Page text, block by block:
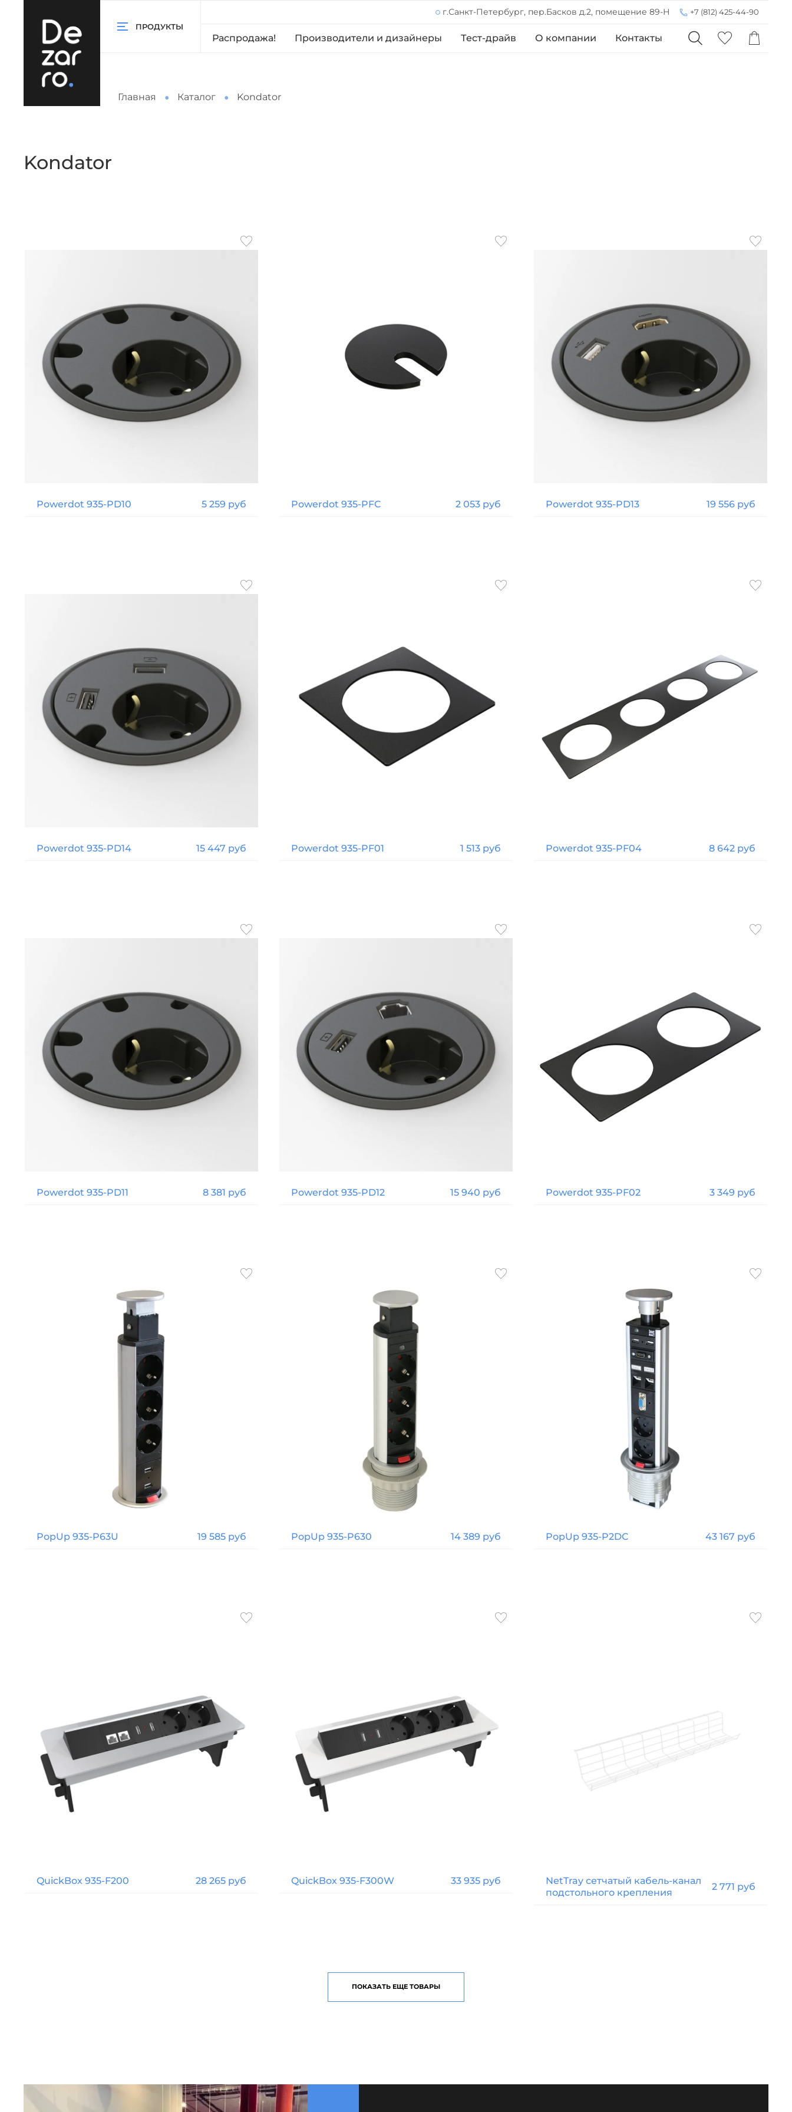
ПРОДУКТЫ
г.Санкт-Петербург, пер.Басков д.2, помещение 89-Н +7 (812) 425-44-90
Распродажа! Производители и дизайнеры Тест-драйв О компании Контакты
Главная Каталог Kondator
Kondator
Powerdot 935-PD10 5 259 руб Powerdot 935-PFC 2 053 руб Powerdot 935-PD13 19 556 руб
Powerdot 935-PD14 15 447 руб Powerdot 935-PF01 1 513 руб Powerdot 935-PF04 8 642 руб
Powerdot 935-PD11 8 381 руб Powerdot 935-PD12 15 940 руб Powerdot 935-PF02 3 349 руб
PopUp 935-P63U 19 585 руб PopUp 935-P630 14 389 руб PopUp 935-P2DC 43 167 руб
QuickBox 935-F200 28 265 руб QuickBox 935-F300W 33 935 руб
NetTray сетчатый кабель-канал
подстольного крепления
2 771 руб
ПОКАЗАТЬ ЕЩЕ ТОВАРЫ